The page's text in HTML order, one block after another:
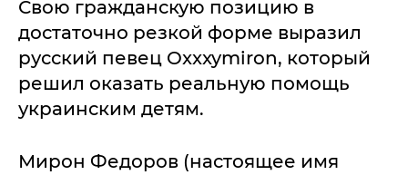
Свою гражданскую позицию в
достаточно резкой форме выразил
русский певец Oxxxymiron, который
решил оказать реальную помощь
украинским детям.
Мирон Федоров (настоящее имя